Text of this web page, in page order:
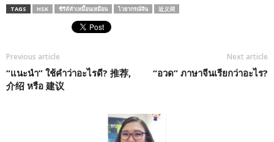
TAGS HSK ซีรีส์คำเหมื๊อนเหมือน ไวยากรณ์จีน 近义词
Previous article
“แนะนำ” ใช้คำว่าอะไรดี? 推荐,
介绍 หรือ 建议
Next article
“อวด” ภาษาจีนเรียกว่าอะไร?